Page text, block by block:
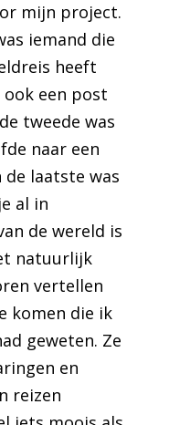
mijn project.
iemand die
heeft
een post
tweede was
naar een
de laatste was
al in
de wereld is
natuurlijk
vertellen
komen die ik
geweten. Ze
en
reizen